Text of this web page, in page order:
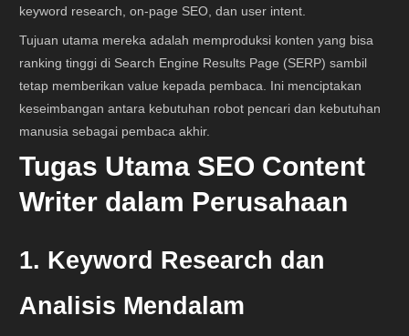
keyword research, on-page SEO, dan user intent.
Tujuan utama mereka adalah memproduksi konten yang bisa
ranking tinggi di Search Engine Results Page (SERP) sambil
tetap memberikan value kepada pembaca. Ini menciptakan
keseimbangan antara kebutuhan robot pencari dan kebutuhan
manusia sebagai pembaca akhir.
Tugas Utama SEO Content
Writer dalam Perusahaan
1. Keyword Research dan
Analisis Mendalam